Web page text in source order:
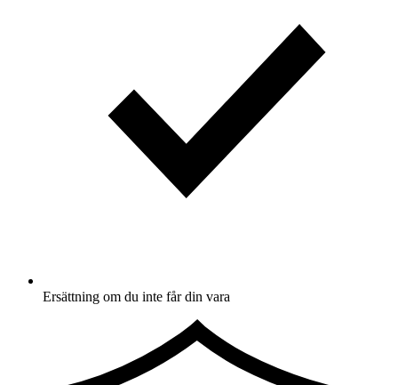
Ersättning om du inte får din vara